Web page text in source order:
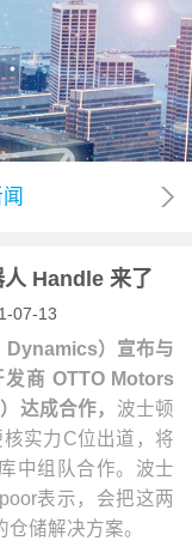
Handle 来了
07-13
）宣布与
商 OTTO Motors
达成合作， 波士顿
实力C位出道，将
中组队合作。波士
表示，会把这两
储解决方案。